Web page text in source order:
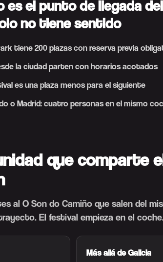
es el punto de llegada
no tiene sentido
tiene 200 plazas con reserva previa
la ciudad parten con horarios acotados
es una plaza menos para el siguiente
o Madrid: cuatro personas en el mismo
que comparte
al O Son do Camiño que salen del
El festival empieza en el
Más allá de Galicia